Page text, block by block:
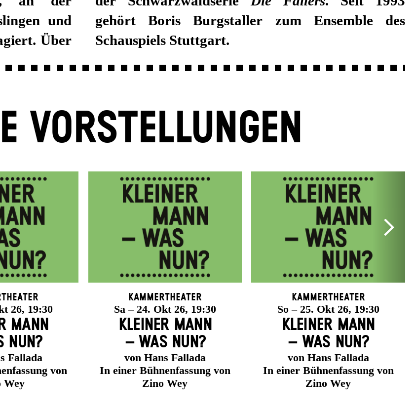
und
Über
gehört Boris Burgstaller zum Ensemble des
Schauspiels Stuttgart.
VORSTELLUNGEN
26, 19:30
MANN
NUN?
Fallada
von
Wey
Kammertheater
Sa – 24. Okt 26, 19:30
KLEINER MANN
– WAS NUN?
von Hans Fallada
In einer Bühnenfassung von
Zino Wey
Kammertheater
So – 25. Okt 26, 19:30
KLEINER MANN
– WAS NUN?
von Hans Fallada
In einer Bühnenfassung von
Zino Wey